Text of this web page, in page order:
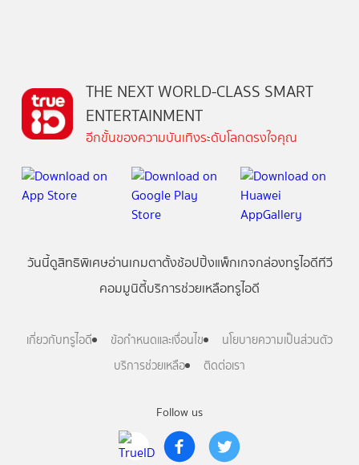
Follow us
THE NEXT WORLD-CLASS SMART
ENTERTAINMENT
อีกขั้นของความบันเทิงระดับโลกตรงใจคุณ
วันนี้ดูสิทธิพิเศษอ่านเกมตาตั้งช้อปปิ้งแพ็กเกจกล่องทรูไอดีทีวี
คอมมูนิตี้บริการช่วยเหลือทรูไอดี
เกี่ยวกับทรูไอดี ข้อกำหนดและเงื่อนไข
นโยบายความเป็นส่วนตัว
บริการช่วยเหลือ
ติดต่อเรา